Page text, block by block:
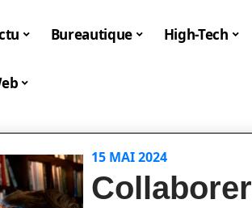
Bureautique High-Tech
15 MAI 2024